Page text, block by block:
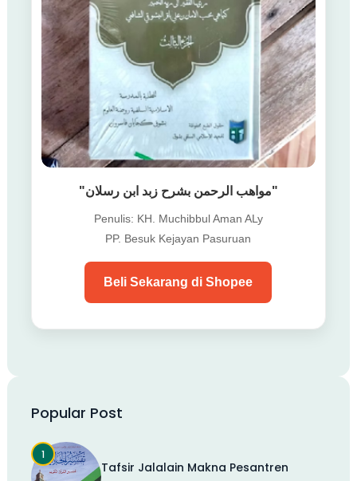
"مواهب الرحمن بشرح زبد ابن رسلان"
Penulis: KH. Muchibbul Aman ALy
PP. Besuk Kejayan Pasuruan
Beli Sekarang di Shopee
Popular Post
Tafsir Jalalain Makna Pesantren